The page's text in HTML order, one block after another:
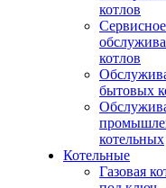
котлов
Сервисное
котлов
бытовых
котельных
Котельные
Газовая